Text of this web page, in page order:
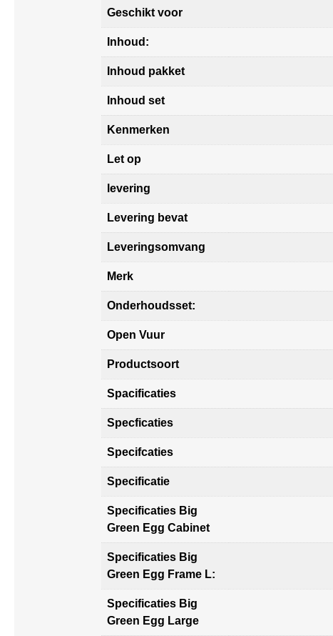
Geschikt voor
Inhoud:
Inhoud pakket
Inhoud set
Kenmerken
Let op
levering
Levering bevat
Leveringsomvang
Merk
Onderhoudsset:
Open Vuur
Productsoort
Spacificaties
Specficaties
Specifcaties
Specificatie
Specificaties Big
Green Egg Cabinet
Specificaties Big
Green Egg Frame L:
Specificaties Big
Green Egg Large